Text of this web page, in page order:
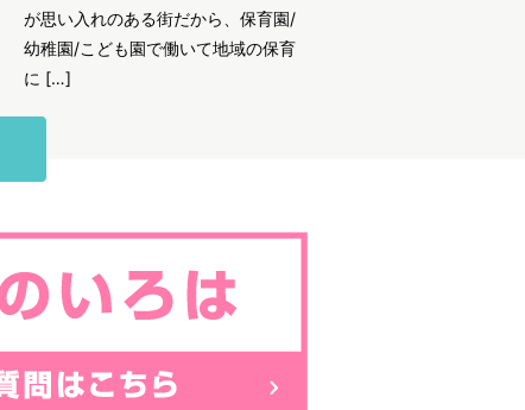
が思い入れのある街だから、保育園/
幼稚園/こども園で働いて地域の保育
に […]